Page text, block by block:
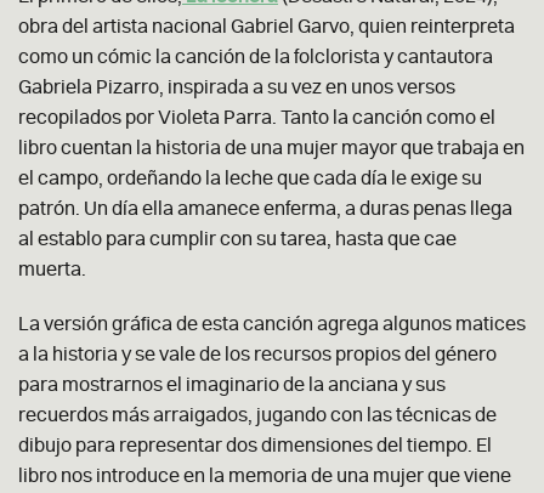
obra del artista nacional Gabriel Garvo, quien reinterpreta
como un cómic la canción de la folclorista y cantautora
Gabriela Pizarro, inspirada a su vez en unos versos
recopilados por Violeta Parra. Tanto la canción como el
libro cuentan la historia de una mujer mayor que trabaja en
el campo, ordeñando la leche que cada día le exige su
patrón. Un día ella amanece enferma, a duras penas llega
al establo para cumplir con su tarea, hasta que cae
muerta.
La versión gráfica de esta canción agrega algunos matices
a la historia y se vale de los recursos propios del género
para mostrarnos el imaginario de la anciana y sus
recuerdos más arraigados, jugando con las técnicas de
dibujo para representar dos dimensiones del tiempo. El
libro nos introduce en la memoria de una mujer que viene